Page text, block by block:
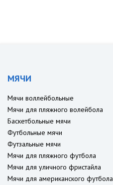
МЯЧИ
Мячи воллейбольные
Мячи для пляжного волейбола
Баскетбольные мячи
Футбольные мячи
Футзальные мячи
Мячи для пляжного футбола
Мячи для уличного фристайла
Мячи для американского футбола